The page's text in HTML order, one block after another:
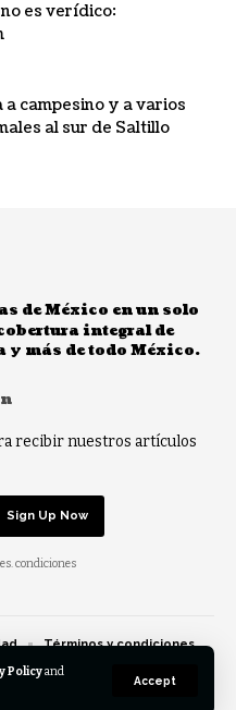
Policyand
Accept
es verídico:
a campesino y a varios
al sur de Saltillo
de México en un solo
integral de
más de todo México.
recibir nuestros artículos
condiciones
Términos y condiciones